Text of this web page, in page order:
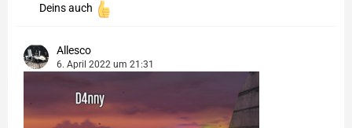
Deins auch
Allesco
6. April 2022 um 21:31